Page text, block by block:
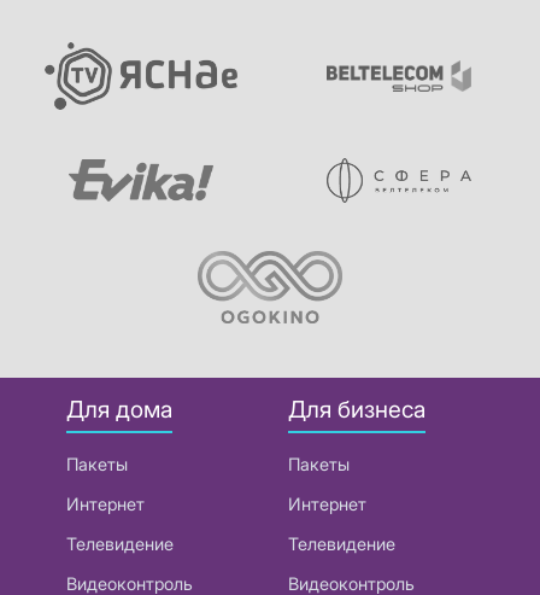
Для дома
Пакеты
Интернет
Телевидение
Видеоконтроль
Для бизнеса
Пакеты
Интернет
Телевидение
Видеоконтроль